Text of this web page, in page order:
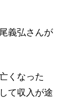
義弘さんが
くなった
て収入が途